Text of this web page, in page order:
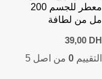
معطر للجسم 200
مل من لطافة
39,00 DH
التقييم0 من اصل 5